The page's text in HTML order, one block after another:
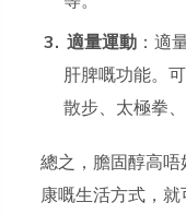
適量運動 ：適
肝脾嘅功能。
散步、太極拳、
總之，膽固醇高
康嘅生活方式，